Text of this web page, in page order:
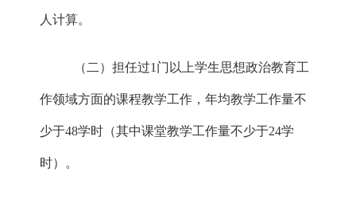
人计算。
（二）担任过1门以上学生思想政治教育工
作领域方面的课程教学工作，年均教学工作量不
少于48学时（其中课堂教学工作量不少于24学
时）。